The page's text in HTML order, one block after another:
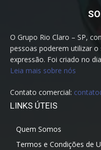
O Grupo Rio Claro – SP,
pessoas poderem utilizar
expressão. Foi criado no
Leia mais sobre nós
Contato comercial:
LINKS ÚTEIS
Quem Somos
Termos e Condições de